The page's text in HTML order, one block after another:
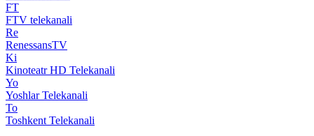
FT
FTV telekanali
Re
RenessansTV
Ki
Kinoteatr HD Telekanali
Yo
Yoshlar Telekanali
To
Toshkent Telekanali